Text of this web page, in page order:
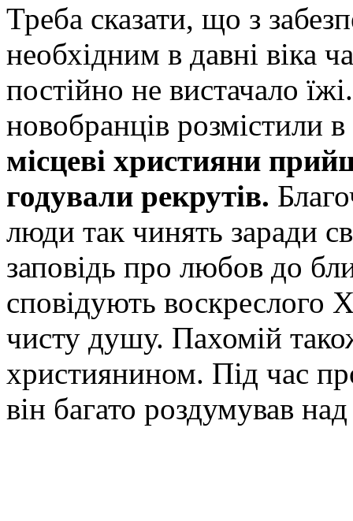
Треба сказати, що з
необхідним в давні віка
постійно не вистачало
новобранців розмістили в
місцеві християни
годували рекрутів.
люди так чинять заради
заповідь про любов до
сповідують воскреслого
чисту душу. Пахомій
християнином. Під час
він багато роздумував